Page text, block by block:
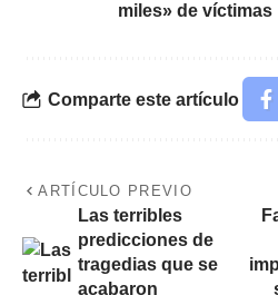
miles» de víctimas
Comparte este artículo
ARTÍCULO PREVIO
Las terribles
predicciones de
tragedias que se
acabaron